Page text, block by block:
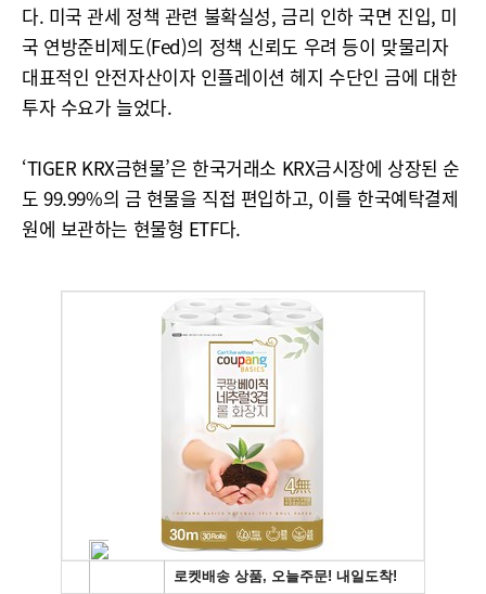
다. 미국 관세 정책 관련 불확실성, 금리 인하 국면 진입, 미
국 연방준비제도(Fed)의 정책 신뢰도 우려 등이 맞물리자
대표적인 안전자산이자 인플레이션 헤지 수단인 금에 대한
투자 수요가 늘었다.
‘TIGER KRX금현물’은 한국거래소 KRX금시장에 상장된 순
도 99.99%의 금 현물을 직접 편입하고, 이를 한국예탁결제
원에 보관하는 현물형 ETF다.